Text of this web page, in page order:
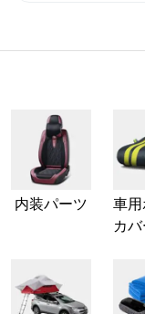
内装パーツ
車用
カバ